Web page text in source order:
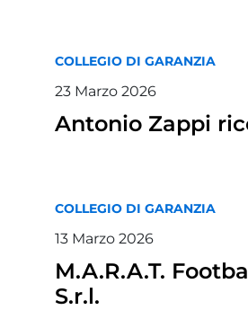
COLLEGIO DI GARANZIA
23 Marzo 2026
Antonio Zappi
COLLEGIO DI GARANZIA
13 Marzo 2026
M.A.R.A.T.
S.r.l.